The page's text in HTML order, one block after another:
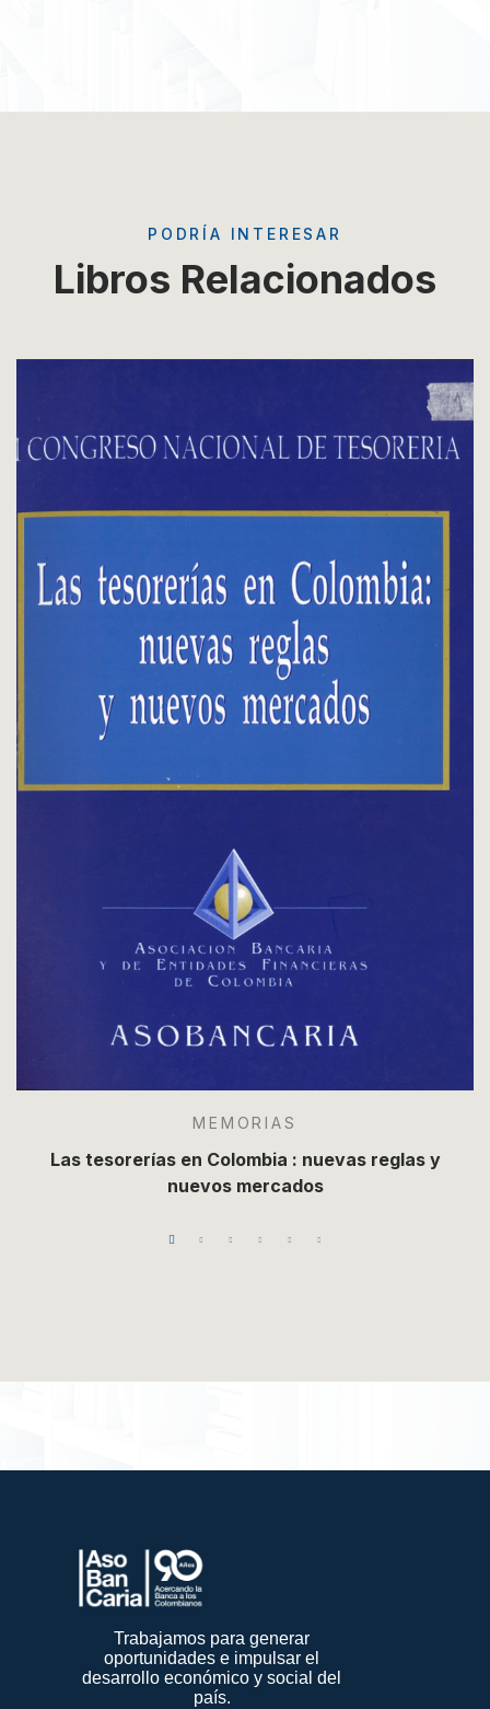
PODRÍA INTERESAR
Libros Relacionados
MEMORIAS
Las tesorerías en Colombia : nuevas reglas y
nuevos mercados
Trabajamos para generar
oportunidades e impulsar el
desarrollo económico y social del
país.